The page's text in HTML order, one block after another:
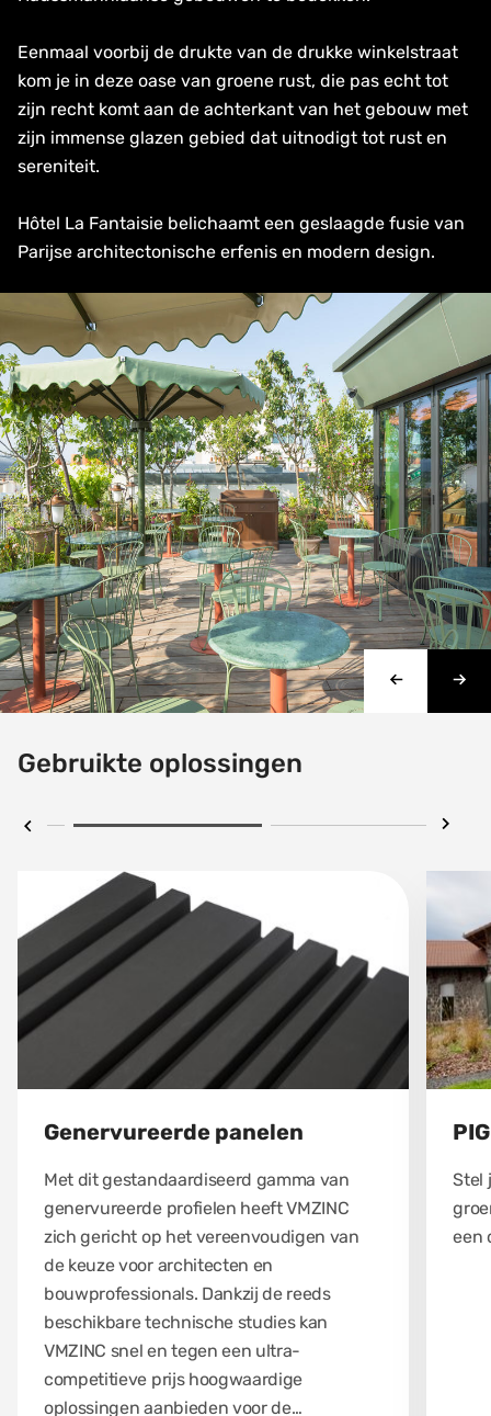
Eenmaal voorbij de drukte van de drukke winkelstraat
kom je in deze oase van groene rust, die pas echt tot
zijn recht komt aan de achterkant van het gebouw met
zijn immense glazen gebied dat uitnodigt tot rust en
sereniteit.
Hôtel La Fantaisie belichaamt een geslaagde fusie van
Parijse architectonische erfenis en modern design.
Gebruikte oplossingen
Genervureerde panelen
Met dit gestandaardiseerd gamma van
genervureerde profielen heeft VMZINC
zich gericht op het vereenvoudigen van
de keuze voor architecten en
bouwprofessionals. Dankzij de reeds
beschikbare technische studies kan
VMZINC snel en tegen een ultra-
competitieve prijs hoogwaardige
oplossingen aanbieden voor de
Stel
een